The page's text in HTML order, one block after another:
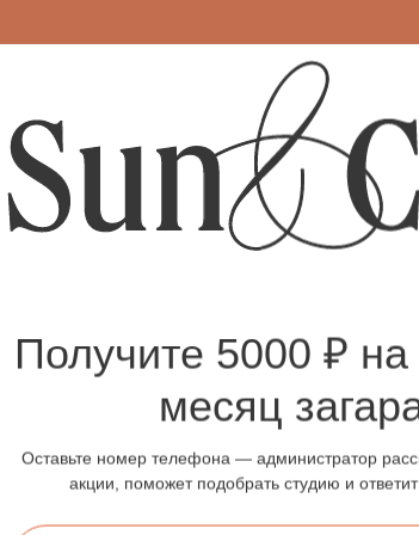
вентиляция, музыка
получить?
обновление кожи
и улучшить её текстуру
Повысить
Получите 5000 ₽
месяц
Оставьте номер телефона — администратор
акции, поможет подобрать студию и